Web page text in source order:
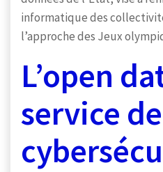
informatique des
l’approche des Jeux
L’open
service